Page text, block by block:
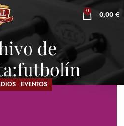
0 0,00 €
de
EVENTOS